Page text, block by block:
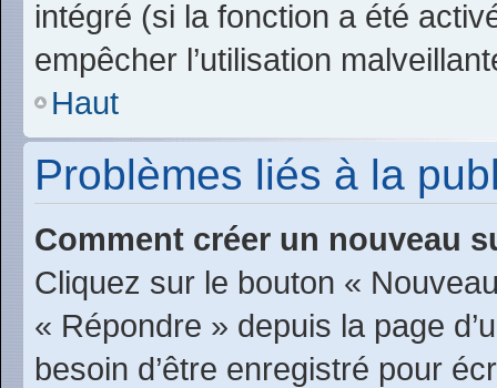
intégré (si la fonction a été
empêcher l’utilisation
Haut
Problèmes liés à la
Comment créer un nouveau
Cliquez sur le bouton «
« Répondre » depuis la page
besoin d’être enregistré pour